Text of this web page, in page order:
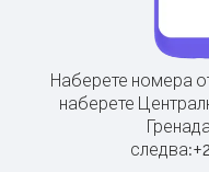
Наберете номера
наберете
следва:+